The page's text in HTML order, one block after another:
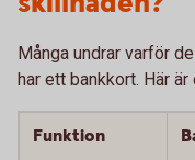
Många undrar varför
har ett bankkort. Här
Funktion